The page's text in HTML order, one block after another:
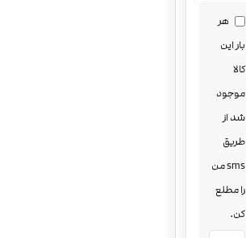
هر
بار این
کالا
موجود
شد از
طریق
sms من
را مطلع
کن.